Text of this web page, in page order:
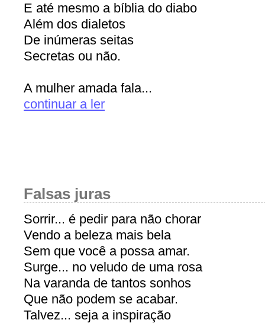
E até mesmo a bíblia do diabo
Além dos dialetos
De inúmeras seitas
Secretas ou não.
A mulher amada fala...
continuar a ler
Falsas juras
Sorrir... é pedir para não chorar
Vendo a beleza mais bela
Sem que você a possa amar.
Surge... no veludo de uma rosa
Na varanda de tantos sonhos
Que não podem se acabar.
Talvez... seja a inspiração